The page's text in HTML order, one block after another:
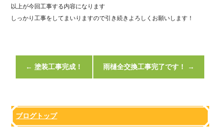
以上が今回工事する内容になります
しっかり工事をしてまいりますので引き続きよろしくお願いします！
← 塗装工事完成！ 雨樋全交換工事完了です！ →
ブログトップ